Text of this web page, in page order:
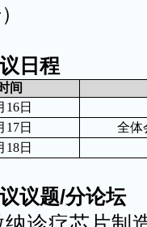
日程
时间
16日
17日
全体
18日
议题/分论坛